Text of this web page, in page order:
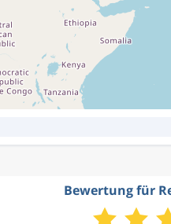
Bewertung für